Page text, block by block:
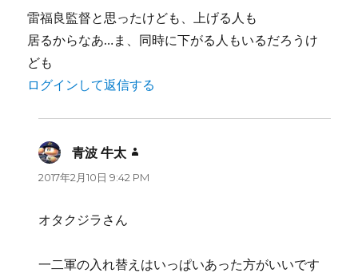
雷福良監督と思ったけども、上げる人も
居るからなあ…ま、同時に下がる人もいるだろうけ
ども
ログインして返信する
青波 牛太
り:
2017年2月10日 9:42 PM
オタクジラさん
一二軍の入れ替えはいっぱいあった方がいいです